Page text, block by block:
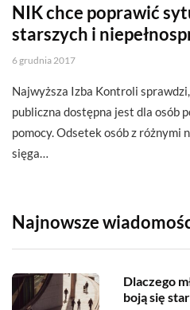
NIK chce poprawić
starszych i
6 grudnia 2017
Najwyższa Izba Kontroli
publiczna dostępna jest dla osób
pomocy. Odsetek osób z różnymi
sięga…
Najnowsze
Dlaczego
boją się